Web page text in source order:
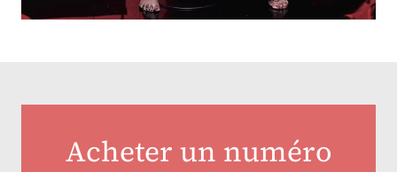
Acheter un numéro